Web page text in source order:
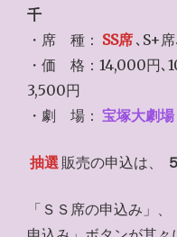
千
・席 種： SS席 ､S+
・価 格：14,000円､
3,500円
・劇 場： 宝塚大劇場
抽選 販売の申込は、
「ＳＳ席の申込み」